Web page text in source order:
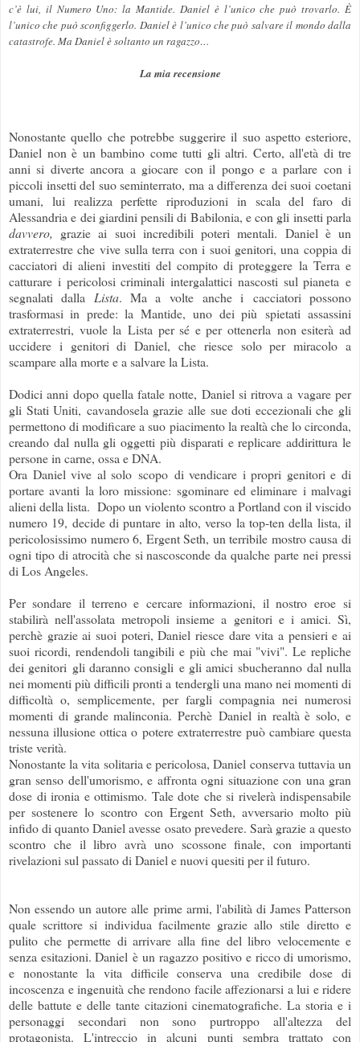
c’è lui, il Numero Uno: la Mantide. Daniel è l’unico che può trovarlo. È
l’unico che può sconfiggerlo. Daniel è l’unico che può salvare il mondo dalla
catastrofe. Ma Daniel è soltanto un ragazzo…
La mia recensione
Nonostante quello che potrebbe suggerire il suo aspetto esteriore,
Daniel non è un bambino come tutti gli altri. Certo, all'età di tre
anni si diverte ancora a giocare con il pongo e a parlare con i
piccoli insetti del suo seminterrato, ma a differenza dei suoi coetani
umani, lui realizza perfette riproduzioni in scala del faro di
Alessandria e dei giardini pensili di Babilonia, e con gli insetti parla
davvero, grazie ai suoi incredibili poteri mentali. Daniel è un
extraterrestre che vive sulla terra con i suoi genitori, una coppia di
cacciatori di alieni investiti del compito di proteggere la Terra e
catturare i pericolosi criminali intergalattici nascosti sul pianeta e
segnalati dalla Lista. Ma a volte anche i cacciatori possono
trasformasi in prede: la Mantide, uno dei più spietati assassini
extraterrestri, vuole la Lista per sé e per ottenerla non esiterà ad
uccidere i genitori di Daniel, che riesce solo per miracolo a
scampare alla morte e a salvare la Lista.
Dodici anni dopo quella fatale notte, Daniel si ritrova a vagare per
gli Stati Uniti, cavandosela grazie alle sue doti eccezionali che gli
permettono di modificare a suo piacimento la realtà che lo circonda,
creando dal nulla gli oggetti più disparati e replicare addirittura le
persone in carne, ossa e DNA.
Ora Daniel vive al solo scopo di vendicare i propri genitori e di
portare avanti la loro missione: sgominare ed eliminare i malvagi
alieni della lista. Dopo un violento scontro a Portland con il viscido
numero 19, decide di puntare in alto, verso la top-ten della lista, il
pericolosissimo numero 6, Ergent Seth, un terribile mostro causa di
ogni tipo di atrocità che si nascosconde da qualche parte nei pressi
di Los Angeles.
Per sondare il terreno e cercare informazioni, il nostro eroe si
stabilirà nell'assolata metropoli insieme a genitori e i amici. Sì,
perchè grazie ai suoi poteri, Daniel riesce dare vita a pensieri e ai
suoi ricordi, rendendoli tangibili e più che mai "vivi". Le repliche
dei genitori gli daranno consigli e gli amici sbucheranno dal nulla
nei momenti più difficili pronti a tendergli una mano nei momenti di
difficoltà o, semplicemente, per fargli compagnia nei numerosi
momenti di grande malinconia. Perchè Daniel in realtà è solo, e
nessuna illusione ottica o potere extraterrestre può cambiare questa
triste verità.
Nonostante la vita solitaria e pericolosa, Daniel conserva tuttavia un
gran senso dell'umorismo, e affronta ogni situazione con una gran
dose di ironia e ottimismo. Tale dote che si rivelerà indispensabile
per sostenere lo scontro con Ergent Seth, avversario molto più
infido di quanto Daniel avesse osato prevedere. Sarà grazie a questo
scontro che il libro avrà uno scossone finale, con importanti
rivelazioni sul passato di Daniel e nuovi quesiti per il futuro.
Non essendo un autore alle prime armi, l'abilità di James Patterson
quale scrittore si individua facilmente grazie allo stile diretto e
pulito che permette di arrivare alla fine del libro velocemente e
senza esitazioni. Daniel è un ragazzo positivo e ricco di umorismo,
e nonostante la vita difficile conserva una credibile dose di
incoscenza e ingenuità che rendono facile affezionarsi a lui e ridere
delle battute e delle tante citazioni cinematografiche. La storia e i
personaggi secondari non sono purtroppo all'altezza del
protagonista. L'intreccio in alcuni punti sembra trattato con